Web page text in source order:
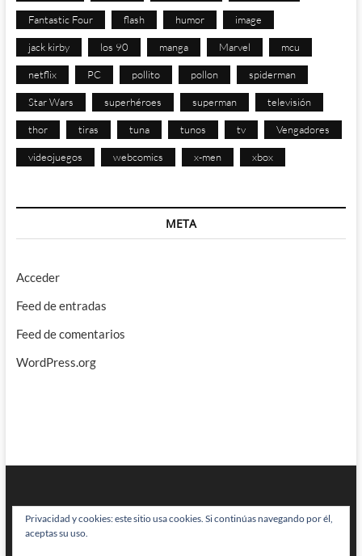
Fantastic Four flash humor image
jack kirby los 90 manga Marvel mcu
netflix PC pollito pollon spiderman
Star Wars superhéroes superman televisión
thor tiras tuna tunos tv Vengadores
videojuegos webcomics x-men xbox
META
Acceder
Feed de entradas
Feed de comentarios
WordPress.org
Privacidad y cookies: este sitio usa cookies. Si continúas navegando por él,
aceptas su uso.